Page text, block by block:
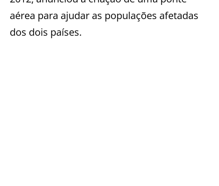
aérea para ajudar as populações afetadas
dos dois países.